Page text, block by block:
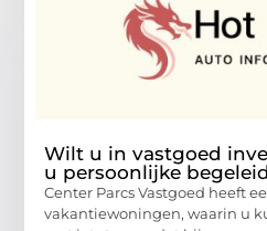
Wilt u in vastgoed
u persoonlijke
Center Parcs Vastgoed heeft
vakantiewoningen, waarin u